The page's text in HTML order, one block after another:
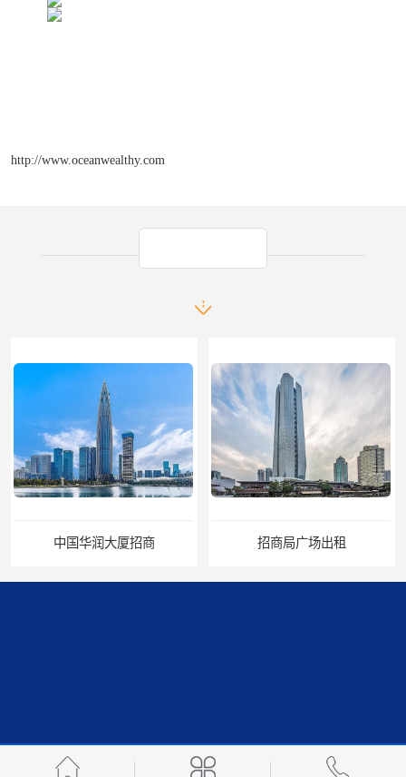
http://www.oceanwealthy.com
招商局广场出租
华润置地大厦招租 比克科技大厦招租